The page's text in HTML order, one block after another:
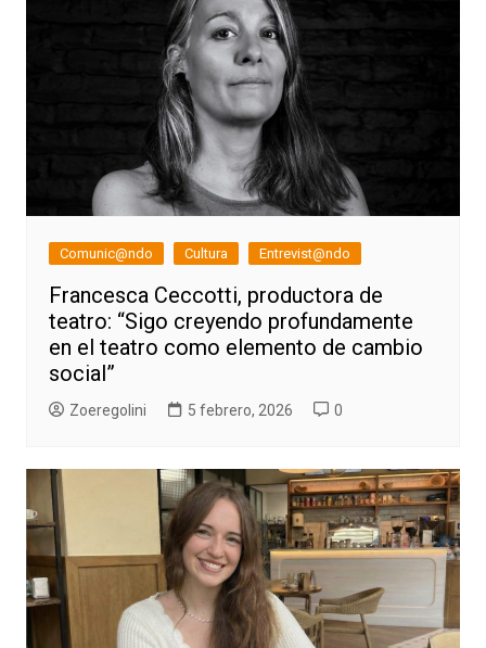
Comunic@ndo Cultura Entrevist@ndo
Francesca Ceccotti, productora de
teatro: “Sigo creyendo profundamente
en el teatro como elemento de cambio
social”
Zoeregolini 5 febrero, 2026 0